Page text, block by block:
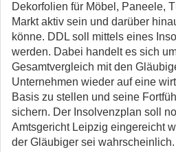
Dekorfolien für Möbel, Paneele,
Markt aktiv sein und darüber
könne. DDL soll mittels eines
werden. Dabei handelt es sich
Gesamtvergleich mit den
Unternehmen wieder auf eine
Basis zu stellen und seine
sichern. Der Insolvenzplan soll
Amtsgericht Leipzig eingereicht
der Gläubiger sei wahrscheinlich.